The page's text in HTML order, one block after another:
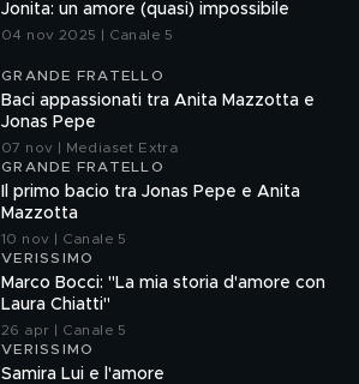
Jonita: un amore (quasi) impossibile
04 nov 2025 | Canale 5
GRANDE FRATELLO
Baci appassionati tra Anita Mazzotta e
Jonas Pepe
07 nov | Mediaset Extra
GRANDE FRATELLO
Il primo bacio tra Jonas Pepe e Anita
Mazzotta
10 nov | Canale 5
VERISSIMO
Marco Bocci: "La mia storia d'amore con
Laura Chiatti"
26 apr | Canale 5
VERISSIMO
Samira Lui e l'amore